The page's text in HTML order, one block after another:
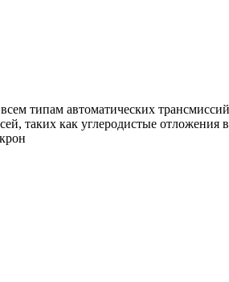
типам автоматических
таких как углеродистые отложения